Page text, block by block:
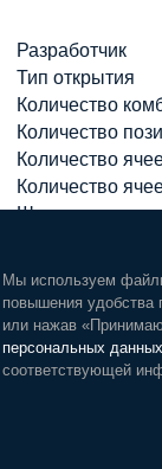
Разработчик
Тип открытия
Количество
Количество
Количество
Количество
Ширина, мм
Мы используем
повышения удобства
или нажав
персональных данных
соответствующей